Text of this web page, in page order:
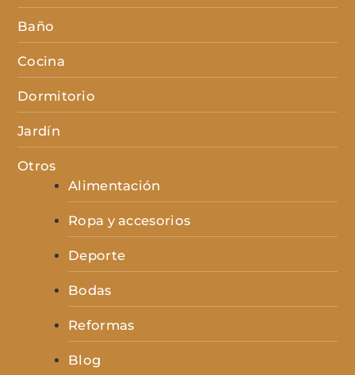
Baño
Cocina
Dormitorio
Jardín
Otros
Alimentación
Ropa y accesorios
Deporte
Bodas
Reformas
Blog